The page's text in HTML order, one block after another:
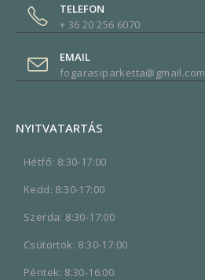
TELEFON
+ 36 20 256 6070
EMAIL
fogarasiparketta@gmail.com
NYITVATARTÁS
Hétfő: 8:30-17:00
Kedd: 8:30-17:00
Szerda: 8:30-17:00
Csütörtök: 8:30-17:00
Péntek: 8:30-16:00